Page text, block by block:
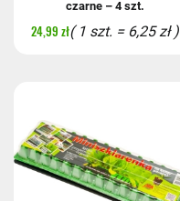
czarne – 4 szt.
24,99 zł( 1 szt. = 6,25 zł )